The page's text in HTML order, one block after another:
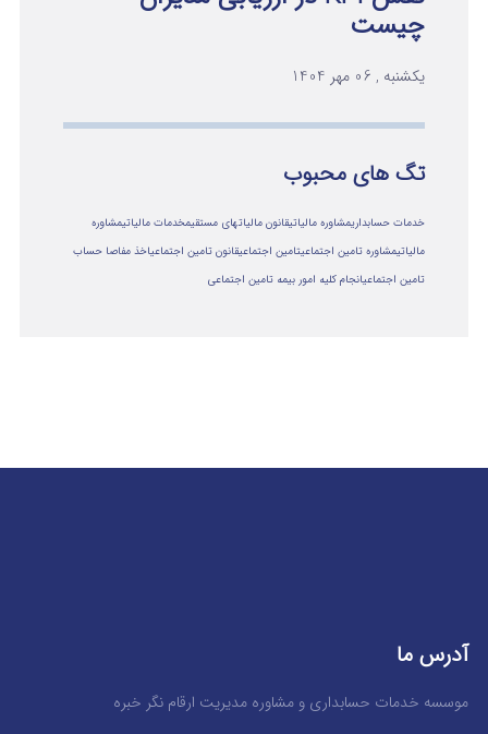
چیست
یکشنبه , 06 مهر 1404
تگ های محبوب
خدمات حسابداریمشاوره مالیاتیقانون مالیاتهای مستقیمخدمات مالیاتیمشاوره
مالياتيمشاوره تامین اجتماعیتامین اجتماعیقانون تامین اجتماعیاخذ مفاصا حساب
تامین اجتماعیانجام کلیه امور بیمه تامین اجتماعی
آدرس ما
موسسه خدمات حسابداری و مشاوره مدیریت ارقام نگر خبره